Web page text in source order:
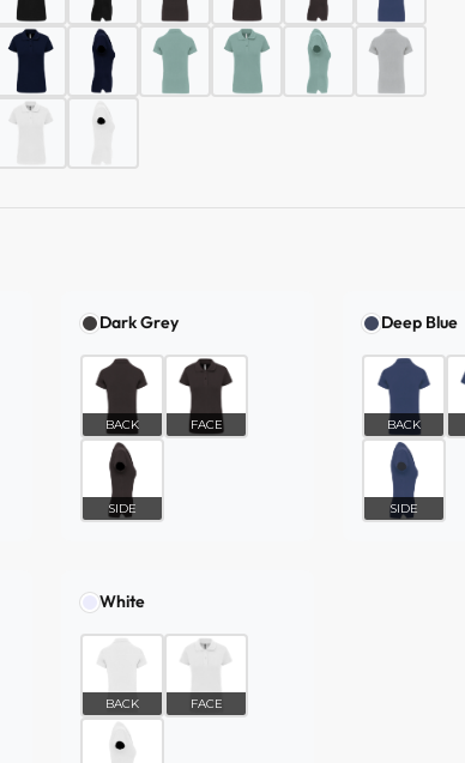
Dark Grey
BACK FACE
SIDE
Deep Blue
BACK
SIDE
White
BACK FACE